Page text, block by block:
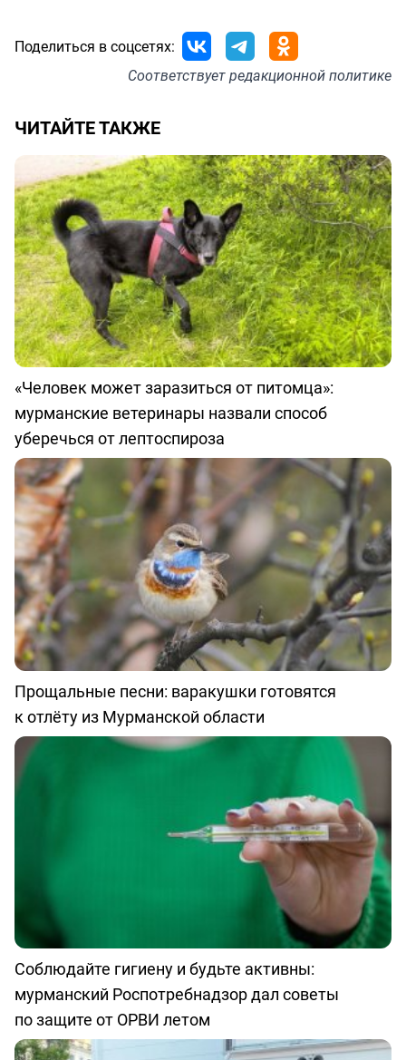
Поделиться в соцсетях:
Соответствуетредакционной политике
ЧИТАЙТЕ ТАКЖЕ
«Человек может заразиться от питомца»:
мурманские ветеринары назвали способ
уберечься от лептоспироза
Прощальные песни: варакушки готовятся
к отлёту из Мурманской области
Соблюдайте гигиену и будьте активны:
мурманский Роспотребнадзор дал советы
по защите от ОРВИ летом